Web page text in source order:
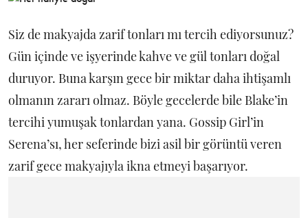
Siz de makyajda zarif tonları mı tercih ediyorsunuz?
Gün içinde ve işyerinde kahve ve gül tonları doğal
duruyor. Buna karşın gece bir miktar daha ihtişamlı
olmanın zararı olmaz. Böyle gecelerde bile Blake’in
tercihi yumuşak tonlardan yana. Gossip Girl’in
Serena’sı, her seferinde bizi asil bir görüntü veren
zarif gece makyajıyla ikna etmeyi başarıyor.